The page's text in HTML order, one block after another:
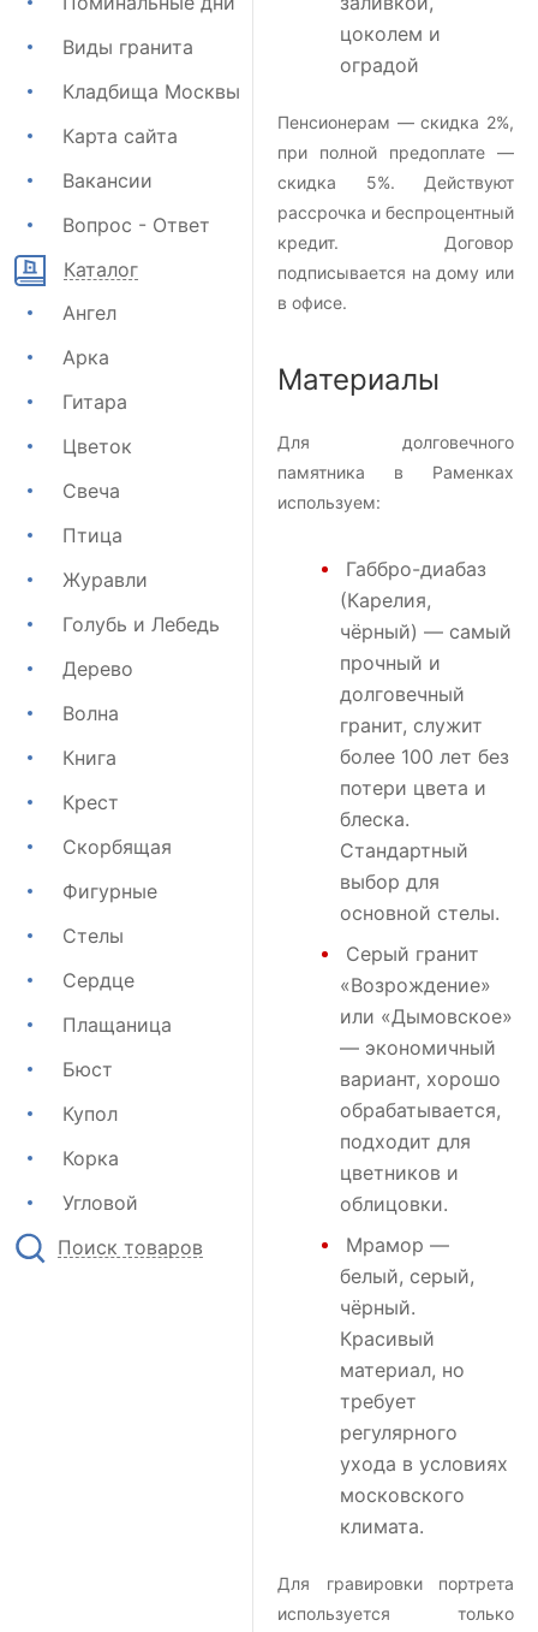
Виды гранита
Кладбища Москвы
Карта сайта
Вакансии
Вопрос - Ответ
Каталог
Ангел
Арка
Гитара
Цветок
Свеча
Птица
Журавли
Голубь и Лебедь
Дерево
Волна
Книга
Крест
Скорбящая
Фигурные
Стелы
Сердце
Плащаница
Бюст
Купол
Корка
Угловой
Поиск товаров
цоколем и
оградой
Пенсионерам — скидка 2%,
при полной предоплате —
скидка 5%. Действуют
рассрочка и беспроцентный
кредит. Договор
подписывается на дому или
в офисе.
Материалы
Для долговечного
памятника в Раменках
используем:
Габбро-диабаз
(Карелия,
чёрный) — самый
прочный и
долговечный
гранит, служит
более 100 лет без
потери цвета и
блеска.
Стандартный
выбор для
основной стелы.
Серый гранит
«Возрождение»
или «Дымовское»
— экономичный
вариант, хорошо
обрабатывается,
подходит для
цветников и
облицовки.
Мрамор —
белый, серый,
чёрный.
Красивый
материал, но
требует
регулярного
ухода в условиях
московского
климата.
Для гравировки портрета
используется только